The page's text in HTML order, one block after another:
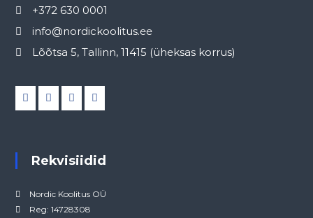
+372 630 0001
info@nordickoolitus.ee
Lõõtsa 5, Tallinn, 11415 (üheksas korrus)
Rekvisiidid
Nordic Koolitus OÜ
Reg: 14728308